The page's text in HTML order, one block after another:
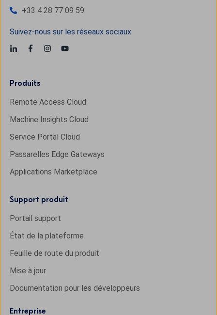
+33 4 28 77 09 59
Suivez-nous sur les réseaux sociaux
Produits
Remote Access Cloud
Machine Insights Cloud
Service Portal Cloud
Passarelles Edge Gateways
Applications Marketplace
Support produit
Portail support
État de la plateforme
Feuille de route du produit
Mise à jour
Documentation pour les développeurs
Entreprise